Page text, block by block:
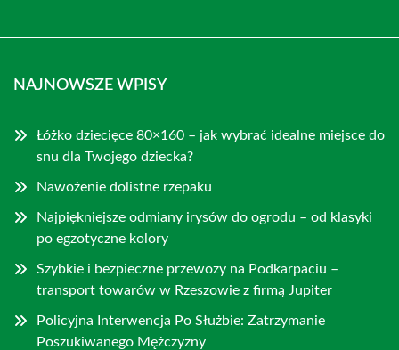
NAJNOWSZE WPISY
Łóżko dziecięce 80×160 – jak wybrać idealne miejsce do
snu dla Twojego dziecka?
Nawożenie dolistne rzepaku
Najpiękniejsze odmiany irysów do ogrodu – od klasyki
po egzotyczne kolory
Szybkie i bezpieczne przewozy na Podkarpaciu –
transport towarów w Rzeszowie z firmą Jupiter
Policyjna Interwencja Po Służbie: Zatrzymanie
Poszukiwanego Mężczyzny